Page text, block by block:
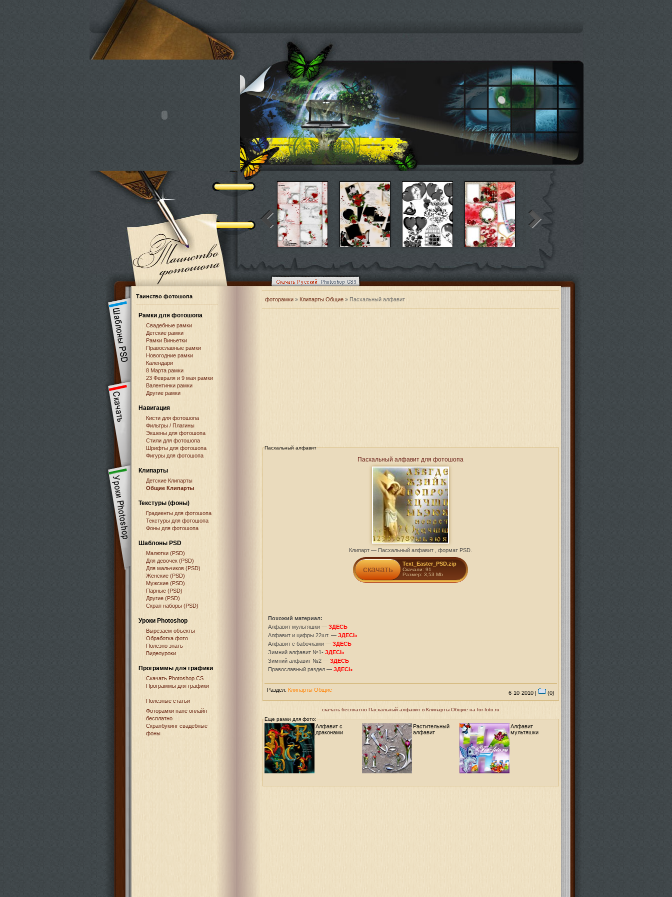
Таинство фотошопа
Рамки для фотошопа
Свадебные рамки
Детские рамки
Рамки Виньетки
Православные рамки
Новогодние рамки
Календари
8 Марта рамки
23 Февраля и 9 мая рамки
Валентинки рамки
Другие рамки
Навигация
Кисти для фотошопа
Фильтры / Плагины
Экшены для фотошопа
Стили для фотошопа
Шрифты для фотошопа
Фигуры для фотошопа
Клипарты
Детские Клипарты
Общие Клипарты
Текстуры (фоны)
Градиенты для фотошопа
Текстуры для фотошопа
Фоны для фотошопа
Шаблоны PSD
Малютки (PSD)
Для девочек (PSD)
Для мальчиков (PSD)
Женские (PSD)
Мужские (PSD)
Парные (PSD)
Другие (PSD)
Скрап наборы (PSD)
Уроки Photoshop
Вырезаем объекты
Обработка фото
Полезно знать
Видеоуроки
Программы для графики
Cкачать Photoshop CS
Программы для графики
Полезные статьи
Фоторамки папе онлайн
бесплатно
Скрапбукинг свадебные
фоны
фоторамки» Клипарты Общие » Пасхальный алфавит
Пасхальный алфавит
Пасхальный алфавит для фотошопа
Клипарт — Пасхальный алфавит , формат PSD.
скачать
Text_Easter_PSD.zip
Скачали: 91
Размер: 3,53 Mb
Похожий материал:
Алфавит мультяшки — ЗДЕСЬ
Алфавит и цифры 22шт. — ЗДЕСЬ
Алфавит с бабочками — ЗДЕСЬ
Зимний алфавит №1- ЗДЕСЬ
Зимний алфавит №2 — ЗДЕСЬ
Православный раздел — ЗДЕСЬ
Раздел: Клипарты Общие 6-10-2010 | (0)
скачать бесплатно Пасхальный алфавит в Клипарты Общие на for-foto.ru
Еще рамки для фото:
Алфавит с
драконами
Растительный
алфавит
Алфавит
мультяшки